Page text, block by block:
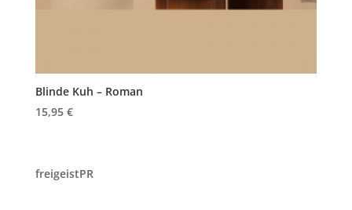
Blinde Kuh – Roman
15,95 €
freigeistPR